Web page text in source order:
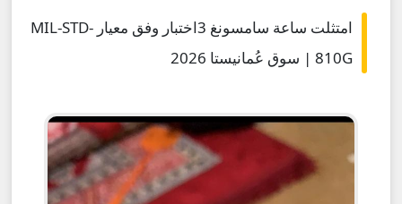
امتثلت ساعة سامسونغ 3اختبار وفق معيار MIL-STD-
810G | سوق عُمانيستا 2026